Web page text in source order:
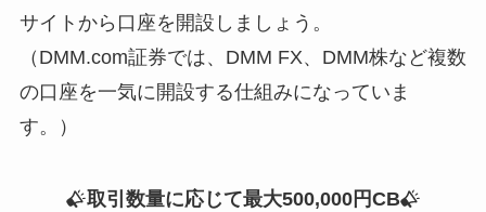
サイトから口座を開設しましょう。
（DMM.com証券では、DMM FX、DMM株など複数
の口座を一気に開設する仕組みになっていま
す。）
取引数量に応じて最大500,000円CB